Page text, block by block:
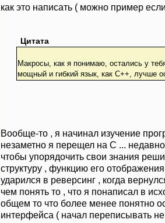
как это написать ( можно пример
Цитата
Макросы, как я понимаю, остались у
мощный и гибкий язык, как C++, лучше
Вообще-то , я начинал изучение
незаметно я перещел на С ...
чтобы упорядочить свои знания
структуру , функцию его
ударился в реверсинг , когда
чем понять то , что я понаписал в
общем то что более менее понятно
интерфейса ( начал переписывать